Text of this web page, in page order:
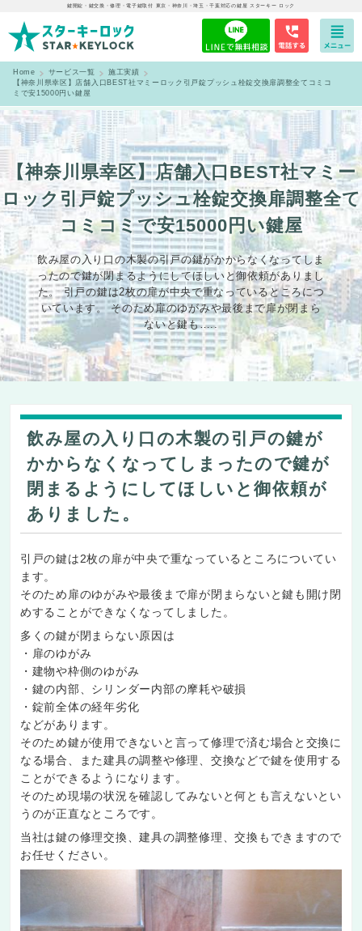
鍵開錠・鍵交換・修理・電子鍵取付 東京・神奈川・埼玉・千葉対応の鍵屋 スターキー ロック
Home サービス一覧
施工実績
【神奈川県幸区】店舗入口BEST社マミーロック引戸錠プッシュ栓錠交換扉調整全てコミコ
ミで安15000円い鍵屋
【神奈川県幸区】店舗入口BEST社マミー
ロック引戸錠プッシュ栓錠交換扉調整全て
コミコミで安15000円い鍵屋
飲み屋の入り口の木製の引戸の鍵がかからなくなってしま
ったので鍵が閉まるようにしてほしいと御依頼がありまし
た。 引戸の鍵は2枚の扉が中央で重なっているところにつ
いています。 そのため扉のゆがみや最後まで扉が閉まら
ないと鍵も…..
飲み屋の入り口の木製の引戸の鍵が
かからなくなってしまったので鍵が
閉まるようにしてほしいと御依頼が
ありました。
引戸の鍵は2枚の扉が中央で重なっているところについてい
ます。
そのため扉のゆがみや最後まで扉が閉まらないと鍵も開け閉
めすることができなくなってしました。
多くの鍵が閉まらない原因は
・扉のゆがみ
・建物や枠側のゆがみ
・鍵の内部、シリンダー内部の摩耗や破損
・錠前全体の経年劣化
などがあります。
そのため鍵が使用できないと言って修理で済む場合と交換に
なる場合、また建具の調整や修理、交換などで鍵を使用する
ことができるようになります。
そのため現場の状況を確認してみないと何とも言えないとい
うのが正直なところです。
当社は鍵の修理交換、建具の調整修理、交換もできますので
お任せください。